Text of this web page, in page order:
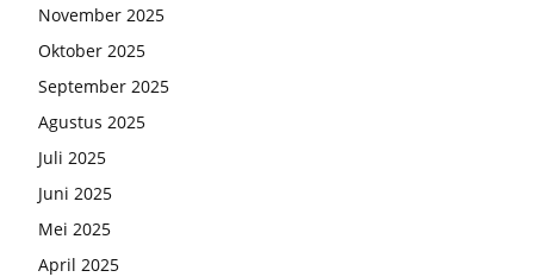
November 2025
Oktober 2025
September 2025
Agustus 2025
Juli 2025
Juni 2025
Mei 2025
April 2025